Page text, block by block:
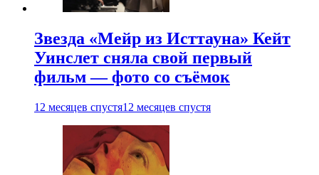
Звезда «Мейр из Исттауна» Кейт
Уинслет сняла свой первый
фильм — фото со съёмок
12 месяцев спустя12 месяцев спустя